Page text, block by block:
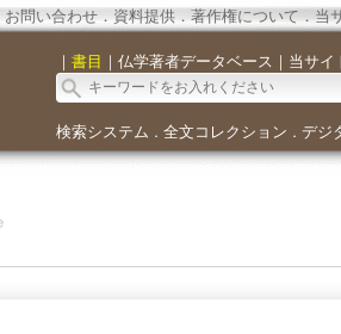
お問い合わせ． 資料提供．著作権について．当
｜ 書目 ｜ 仏学著者データベース ｜ 当サイ
検索システム ． 全文コレクション ． デジ